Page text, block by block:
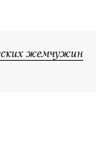
жемчужин